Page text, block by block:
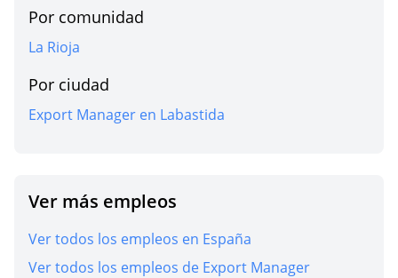
Por comunidad
La Rioja
Por ciudad
Export Manager en Labastida
Ver más empleos
Ver todos los empleos en España
Ver todos los empleos de Export Manager